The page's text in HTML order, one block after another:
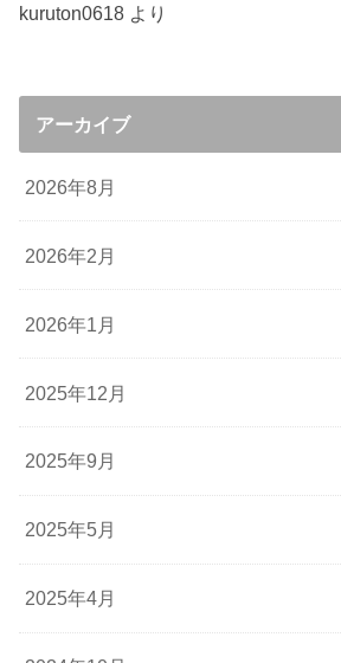
kuruton0618 より
アーカイブ
2026年8月
2026年2月
2026年1月
2025年12月
2025年9月
2025年5月
2025年4月